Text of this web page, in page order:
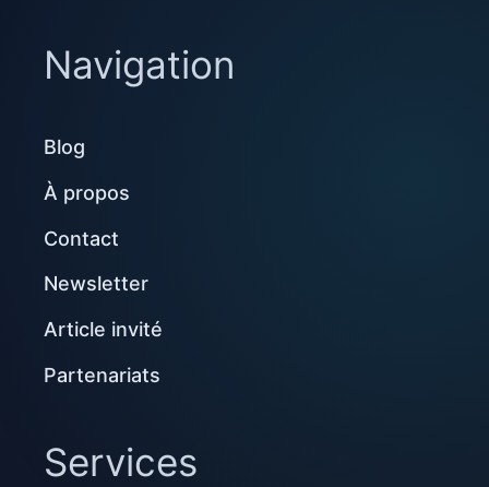
Navigation
Blog
À propos
Contact
Newsletter
Article invité
Partenariats
Services